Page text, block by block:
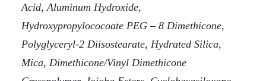
Acid, Aluminum Hydroxide,
Hydroxypropylococoate PEG – 8 Dimethicone,
Polyglyceryl-2 Diisostearate, Hydrated Silica,
Mica, Dimethicone/Vinyl Dimethicone